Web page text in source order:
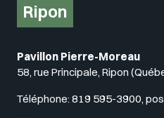
Ripon
Pavillon Pierre-Moreau
58, rue Principale, Ripon
Téléphone: 819 595-3900,